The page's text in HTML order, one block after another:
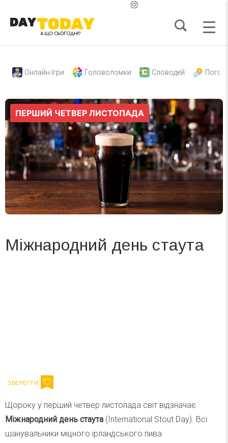
Онлайн Ігри Головоломки Словодей
Міжнародний день стаута
Щороку у перший четвер листопада світ відзначає
Міжнародний день стаута (International Stout Day). Всі
шанувальники міцного ірландського пива